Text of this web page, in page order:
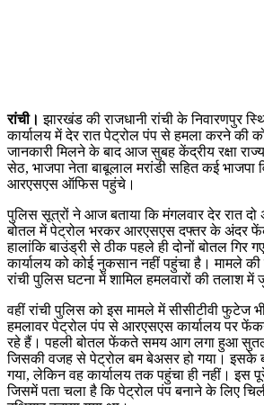
रांची। झारखंड की राजधानी रांची के निवारणपुर
कार्यालय में देर रात पेट्रोल पंप से हमला करने की
जानकारी मिलने के बाद आज सुबह केंद्रीय रक्षा
सेठ, भाजपा नेता बाबूलाल मरांडी सहित कई भाजपा
आरएसएस ऑफिस पहुंचे।
पुलिस सूत्रों ने आज बताया कि मंगलवार देर रात दो
बोतल में पेट्रोल भरकर आरएसएस दफ्तर के अंदर
हालांकि बाउंड्री से ठीक पहले ही दोनों बोतल
कार्यालय को कोई नुकसान नहीं पहुंचा है। मामले
रांची पुलिस घटना में शामिल हमलवारों की तलाश में
वहीं रांची पुलिस को इस मामले में सीसीटीवी फुटेज
हमलावर पेट्रोल पंप से आरएसएस कार्यालय पर
रहे हैं। पहली बोतल फेंकते समय आग लगा हुआ सुतली
जिसकी वजह से पेट्रोल बम बेअसर हो गया। इसके
गया, लेकिन वह कार्यालय तक पहुंचा ही नहीं। इस
जिसमें पता चला है कि पेट्रोल पंप बनाने के लिए